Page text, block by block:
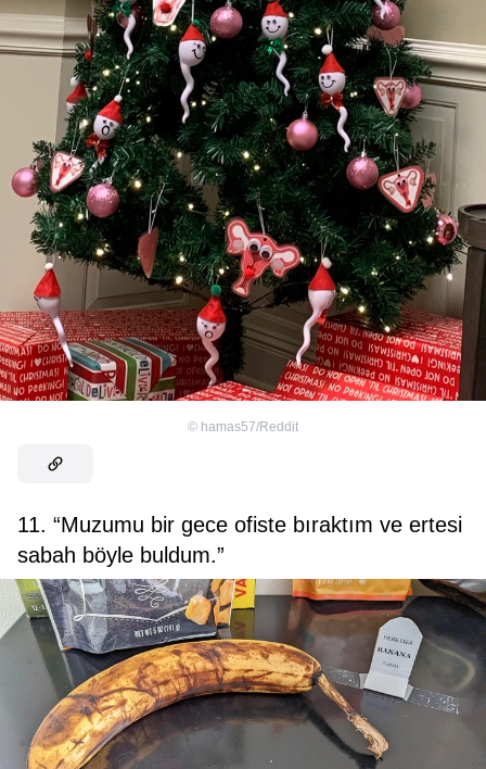
© hamas57/Reddit
11. “Muzumu bir gece ofiste bıraktım ve ertesi
sabah böyle buldum.”